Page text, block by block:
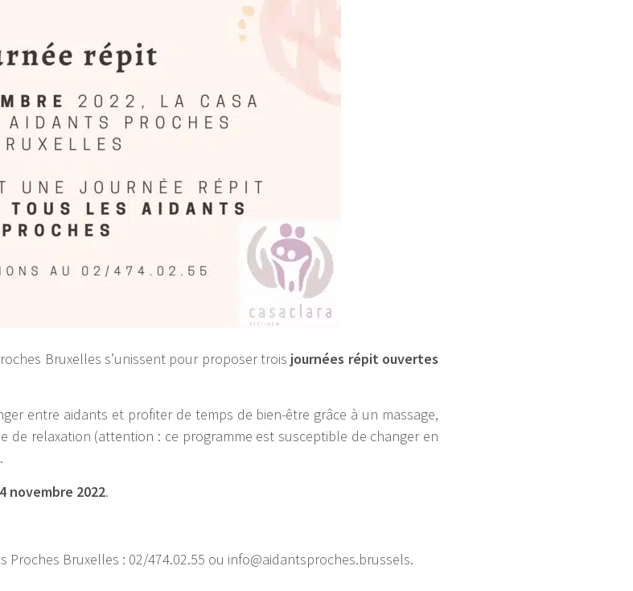
Bruxelles s’unissent pour proposer trois journées répit ouvertes
entre aidants et profiter de temps de bien-être grâce à un massage,
de relaxation (attention : ce programme est susceptible de changer en
novembre 2022.
Proches Bruxelles : 02/474.02.55 ou info@aidantsproches.brussels.